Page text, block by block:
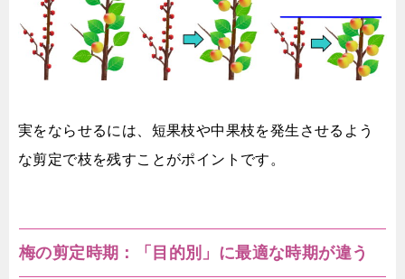
実をならせるには、短果枝や中果枝を発生させるよう
な剪定で枝を残すことがポイントです。
梅の剪定時期：「目的別」に最適な時期が違う